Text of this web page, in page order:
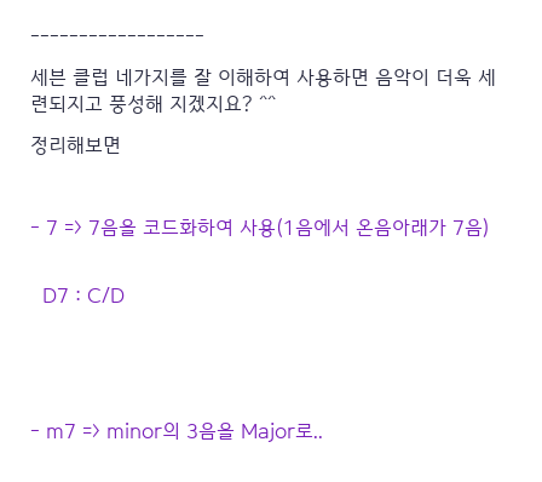
------------------
세븐 클럽 네가지를 잘 이해하여 사용하면 음악이 더욱 세
련되지고 풍성해 지겠지요? ^^
정리해보면
- 7 => 7음을 코드화하여 사용(1음에서 온음아래가 7음)
D7 : C/D
- m7 => minor의 3음을 Major로..